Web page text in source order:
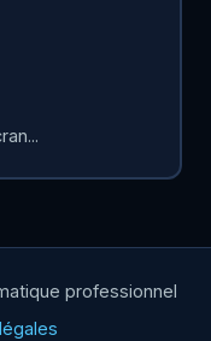
professionnel